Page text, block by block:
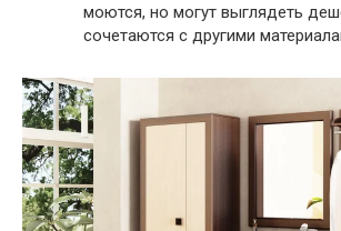
моются, но могут выглядеть
сочетаются с другими